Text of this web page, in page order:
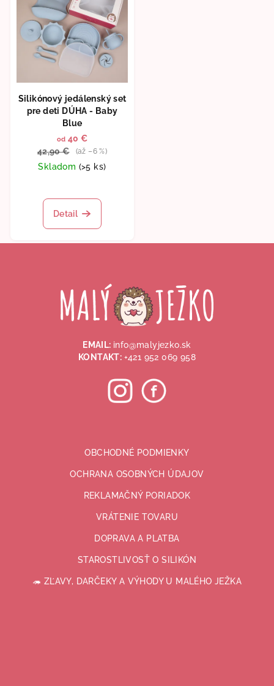
Silikónový jedálenský set
pre deti DÚHA - Baby
Blue
od 40 €
42,90 €
(až –6 %)
Skladom (>5 ks)
hodnotenie
produktu
Detail
EMAIL: info@malyjezko.sk
KONTAKT: +421 952 069 958
OBCHODNÉ PODMIENKY
OCHRANA OSOBNÝCH ÚDAJOV
REKLAMAČNÝ PORIADOK
VRÁTENIE TOVARU
DOPRAVA A PLATBA
STAROSTLIVOSŤ O SILIKÓN
🦔 ZĽAVY, DARČEKY A VÝHODY U MALÉHO JEŽKA